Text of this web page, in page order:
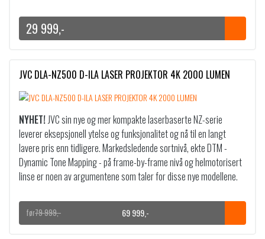
29 999,-
JVC DLA-NZ500 D-ILA LASER PROJEKTOR 4K 2000 LUMEN
NYHET!JVC sin nye og mer kompakte laserbaserte NZ-serie
leverer eksepsjonell ytelse og funksjonalitet og nå til en langt
lavere pris enn tidligere. Markedsledende sortnivå, ekte DTM -
Dynamic Tone Mapping - på frame-by-frame nivå og helmotorisert
linse er noen av argumentene som taler for disse nye modellene.
79 999,-
O
69 999,-
N